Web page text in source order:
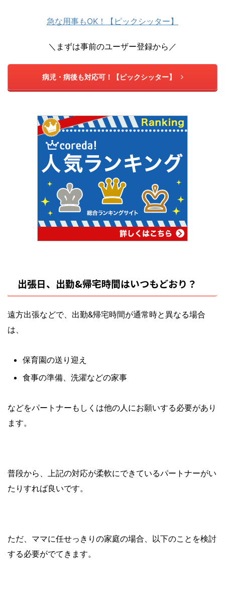
急な用事もOK！【ピックシッター】
＼まずは事前のユーザー登録から／
病児・病後も対応可！【ピックシッター】
出張日、出勤&帰宅時間はいつもどおり？
遠方出張などで、出勤&帰宅時間が通常時と異なる場合
は、
保育園の送り迎え
食事の準備、洗濯などの家事
などをパートナーもしくは他の人にお願いする必要があり
ます。
普段から、上記の対応が柔軟にできているパートナーがい
たりすれば良いです。
ただ、ママに任せっきりの家庭の場合、以下のことを検討
する必要がでてきます。